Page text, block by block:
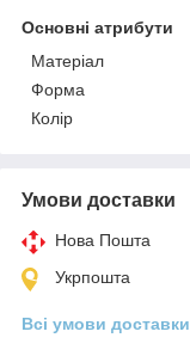
Основні атрибути
Матеріал
Форма
Колір
Умови доставки
Нова Пошта
Укрпошта
Всі умови доставки